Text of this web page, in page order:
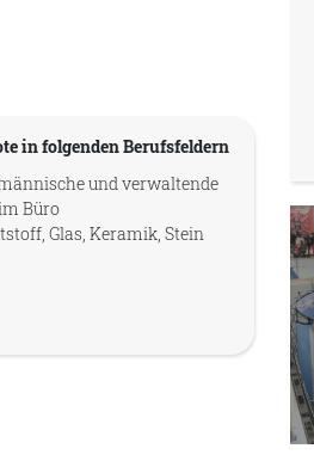
in folgenden Berufsfeldern
und verwaltende
Büro
Glas, Keramik, Stein